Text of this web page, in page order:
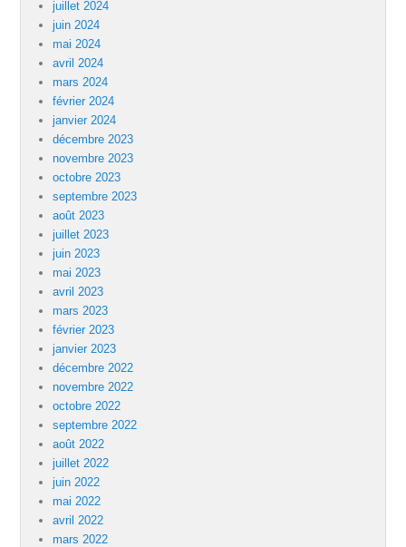
juillet 2024
juin 2024
mai 2024
avril 2024
mars 2024
février 2024
janvier 2024
décembre 2023
novembre 2023
octobre 2023
septembre 2023
août 2023
juillet 2023
juin 2023
mai 2023
avril 2023
mars 2023
février 2023
janvier 2023
décembre 2022
novembre 2022
octobre 2022
septembre 2022
août 2022
juillet 2022
juin 2022
mai 2022
avril 2022
mars 2022